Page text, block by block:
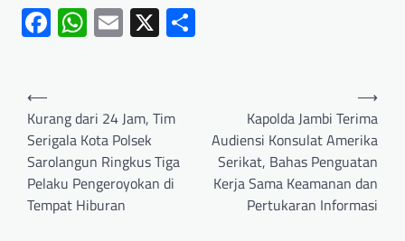
Facebook
WhatsApp
Email
X
⟵
Kurang dari 24 Jam, Tim
Serigala Kota Polsek
Sarolangun Ringkus Tiga
Pelaku Pengeroyokan di
Tempat Hiburan
Kapolda Jambi Terima
Audiensi Konsulat Amerika
Serikat, Bahas Penguatan
Kerja Sama Keamanan dan
Pertukaran Informasi
⟶